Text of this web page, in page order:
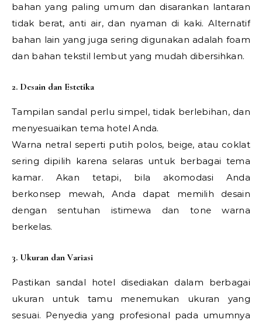
bahan yang paling umum dan disarankan lantaran
tidak berat, anti air, dan nyaman di kaki. Alternatif
bahan lain yang juga sering digunakan adalah foam
dan bahan tekstil lembut yang mudah dibersihkan.
2. Desain dan Estetika
Tampilan sandal perlu simpel, tidak berlebihan, dan
menyesuaikan tema hotel Anda.
Warna netral seperti putih polos, beige, atau coklat
sering dipilih karena selaras untuk berbagai tema
kamar. Akan tetapi, bila akomodasi Anda
berkonsep mewah, Anda dapat memilih desain
dengan sentuhan istimewa dan tone warna
berkelas.
3. Ukuran dan Variasi
Pastikan sandal hotel disediakan dalam berbagai
ukuran untuk tamu menemukan ukuran yang
sesuai. Penyedia yang profesional pada umumnya